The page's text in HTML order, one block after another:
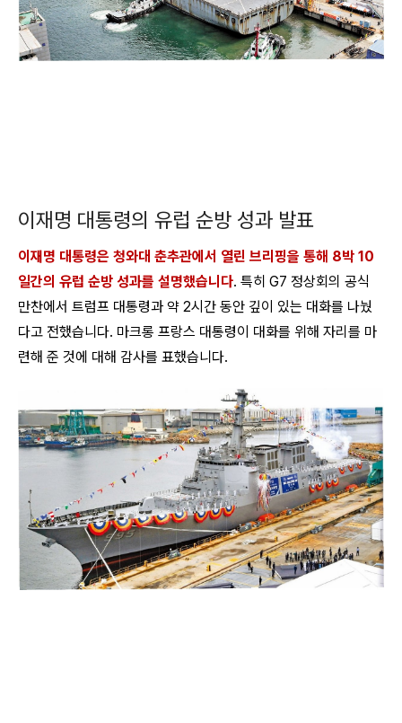
이재명 대통령의 유럽 순방 성과 발표
이재명 대통령은 청와대 춘추관에서 열린 브리핑을 통해 8박 10
일간의 유럽 순방 성과를 설명했습니다. 특히 G7 정상회의 공식
만찬에서 트럼프 대통령과 약 2시간 동안 깊이 있는 대화를 나눴
다고 전했습니다. 마크롱 프랑스 대통령이 대화를 위해 자리를 마
련해 준 것에 대해 감사를 표했습니다.